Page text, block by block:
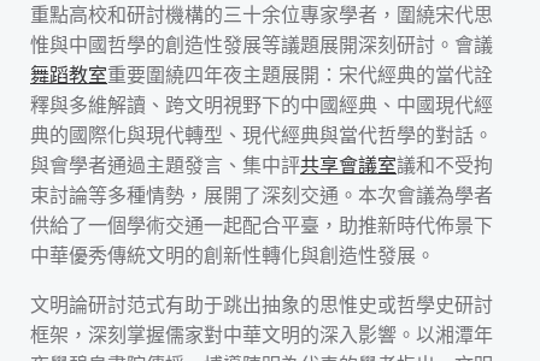
重點高校和研討機構的三十余位專家學者，圍繞宋代思
惟與中國哲學的創造性發展等議題展開深刻研討。會議
舞蹈教室重要圍繞四年夜主題展開：宋代經典的當代詮
釋與多維解讀、跨文明視野下的中國經典、中國現代經
典的國際化與現代轉型、現代經典與當代哲學的對話。
與會學者通過主題發言、集中評共享會議室議和不受拘
束討論等多種情勢，展開了深刻交通。本次會議為學者
供給了一個學術交通一起配合平臺，助推新時代佈景下
中華優秀傳統文明的創新性轉化與創造性發展。
文明論研討范式有助于跳出抽象的思惟史或哲學史研討
框架，深刻掌握儒家對中華文明的深入影響。以湘潭年